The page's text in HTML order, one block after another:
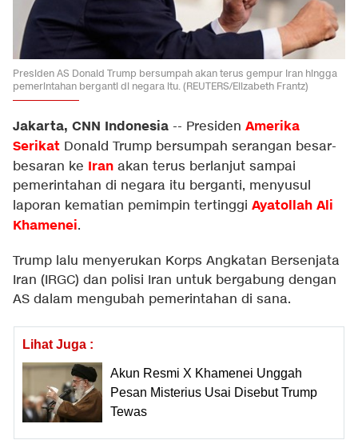
Presiden AS Donald Trump bersumpah akan terus gempur Iran hingga
pemerintahan berganti di negara itu. (REUTERS/Elizabeth Frantz)
Jakarta, CNN Indonesia -- Presiden Amerika
Serikat Donald Trump bersumpah serangan besar-
besaran ke Iran akan terus berlanjut sampai
pemerintahan di negara itu berganti, menyusul
laporan kematian pemimpin tertinggi Ayatollah Ali
Khamenei.
Trump lalu menyerukan Korps Angkatan Bersenjata
Iran (IRGC) dan polisi Iran untuk bergabung dengan
AS dalam mengubah pemerintahan di sana.
Lihat Juga :
Akun Resmi X Khamenei Unggah
Pesan Misterius Usai Disebut Trump
Tewas